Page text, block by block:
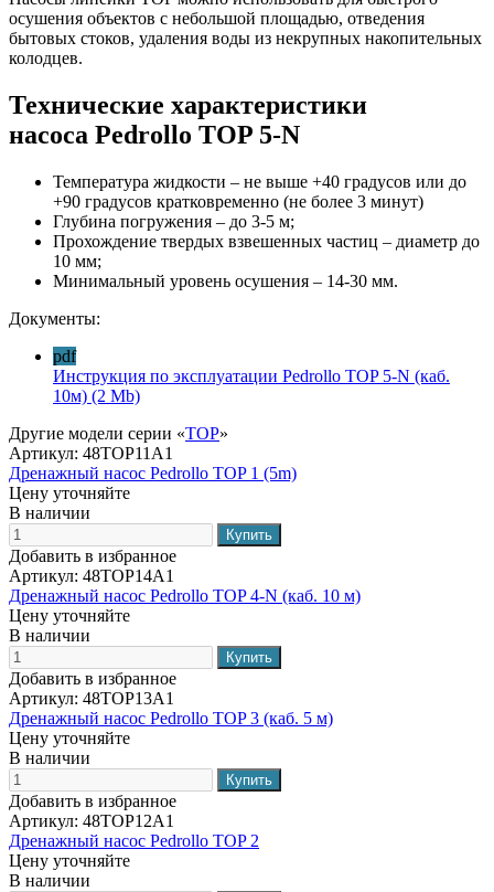
осушения объектов с небольшой площадью, отведения
бытовых стоков, удаления воды из некрупных накопительных
колодцев.
Технические характеристики
насоса Pedrollo TOP 5-N
Температура жидкости – не выше +40 градусов или до
+90 градусов кратковременно (не более 3 минут)
Глубина погружения – до 3-5 м;
Прохождение твердых взвешенных частиц – диаметр до
10 мм;
Минимальный уровень осушения – 14-30 мм.
Документы:
pdf
Инструкция по эксплуатации Pedrollo TOP 5-N (каб.
10м) (2 Mb)
Другие модели серии «TOP»
Артикул: 48TOP11A1
Дренажный насос Pedrollo TOP 1 (5m)
Цену уточняйте
В наличии
Добавить в избранное
Артикул: 48TOP14A1
Дренажный насос Pedrollo TOP 4-N (каб. 10 м)
Цену уточняйте
В наличии
Добавить в избранное
Артикул: 48TOP13A1
Дренажный насос Pedrollo TOP 3 (каб. 5 м)
Цену уточняйте
В наличии
Добавить в избранное
Артикул: 48TOP12A1
Дренажный насос Pedrollo TOP 2
Цену уточняйте
В наличии